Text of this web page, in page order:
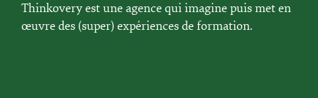
Thinkovery est une agence qui imagine puis met en
œuvre des (super) expériences de formation.